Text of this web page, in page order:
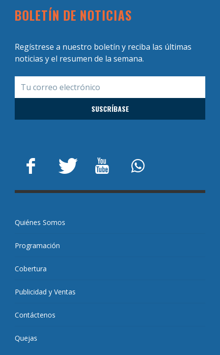
BOLETÍN DE NOTICIAS
Regístrese a nuestro boletín y reciba las últimas
noticias y el resumen de la semana.
Quiénes Somos
Programación
Cobertura
Publicidad y Ventas
Contáctenos
Quejas